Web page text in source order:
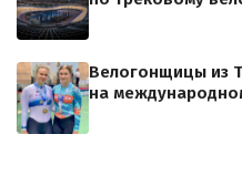
Велогонщицы из
на